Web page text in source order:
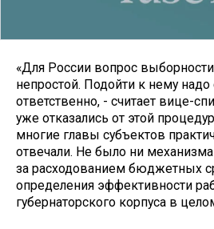
«Для России вопрос
непростой. Подойти к нему надо
ответственно, - считает вице-
уже отказались от этой
многие главы субъектов
отвечали. Не было ни
за расходованием бюджетных
определения эффективности
губернаторского корпуса в